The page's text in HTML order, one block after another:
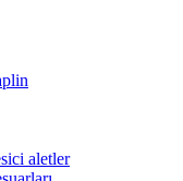
aletler